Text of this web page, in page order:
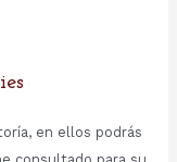
en ellos podrás